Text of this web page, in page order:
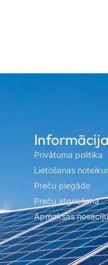
Informācija
Privātuma politika
Lietošanas
Preču piegāde
Preču atgriešana
Apmaksas